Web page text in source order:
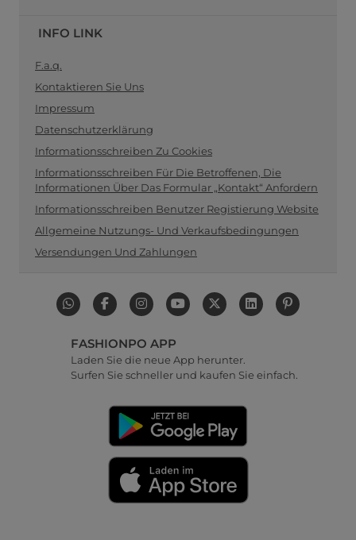
INFO LINK
F.a.q.
Kontaktieren Sie Uns
Impressum
Datenschutzerklärung
Informationsschreiben Zu Cookies
Informationsschreiben Für Die Betroffenen, Die
Informationen Über Das Formular „Kontakt“ Anfordern
Informationsschreiben Benutzer Registierung Website
Allgemeine Nutzungs- Und Verkaufsbedingungen
Versendungen Und Zahlungen
FASHIONPO APP
Laden Sie die neue App herunter.
Surfen Sie schneller und kaufen Sie einfach.